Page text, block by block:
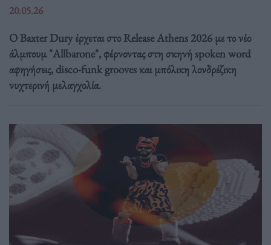
20.05.26
Ο Baxter Dury έρχεται στο Release Athens 2026 με το νέο
άλμπουμ "Allbarone", φέρνοντας στη σκηνή spoken word
αφηγήσεις, disco-funk grooves και μπόλικη λονδρέζικη
νυχτερινή μελαγχολία.